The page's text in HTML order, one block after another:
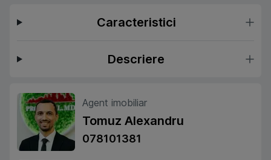
Caracteristici
Descriere
Agent imobiliar
Tomuz Alexandru
078101381